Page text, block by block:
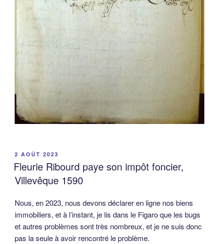
PUBLIÉ
LE
2 AOÛT 2023
Fleurie Ribourd paye son impôt foncier,
Villevêque 1590
Nous, en 2023, nous devons déclarer en ligne nos biens
immobiliers, et à l’instant, je lis dans le Figaro que les bugs
et autres problèmes sont très nombreux, et je ne suis donc
pas la seule à avoir rencontré le problème.